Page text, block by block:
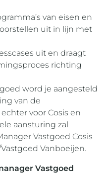
van eisen en
uit in lijn met
uit en draagt
richting
word je aangesteld
van de
voor Cosis en
aansturing zal
Vastgoed Cosis
Vanboeijen.
Vastgoed